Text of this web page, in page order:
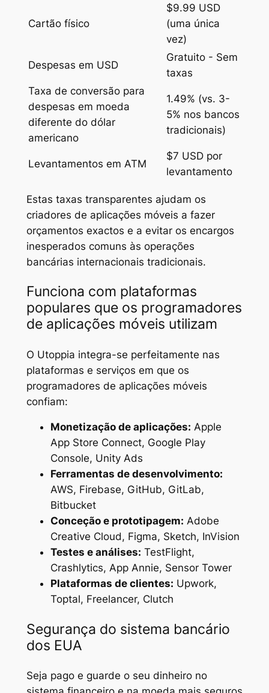
Cartão físico
$9.99 USD
(uma única
vez)
Despesas em USD
Gratuito - Sem
taxas
Taxa de conversão para
despesas em moeda
diferente do dólar
americano
1.49% (vs. 3-
5% nos bancos
tradicionais)
Levantamentos em ATM
$7 USD por
levantamento
Estas taxas transparentes ajudam os
criadores de aplicações móveis a fazer
orçamentos exactos e a evitar os encargos
inesperados comuns às operações
bancárias internacionais tradicionais.
Funciona com plataformas
populares que os programadores
de aplicações móveis utilizam
O Utoppia integra-se perfeitamente nas
plataformas e serviços em que os
programadores de aplicações móveis
confiam:
Monetização de aplicações: Apple
App Store Connect, Google Play
Console, Unity Ads
Ferramentas de desenvolvimento:
AWS, Firebase, GitHub, GitLab,
Bitbucket
Conceção e prototipagem: Adobe
Creative Cloud, Figma, Sketch, InVision
Testes e análises: TestFlight,
Crashlytics, App Annie, Sensor Tower
Plataformas de clientes: Upwork,
Toptal, Freelancer, Clutch
Segurança do sistema bancário
dos EUA
Seja pago e guarde o seu dinheiro no